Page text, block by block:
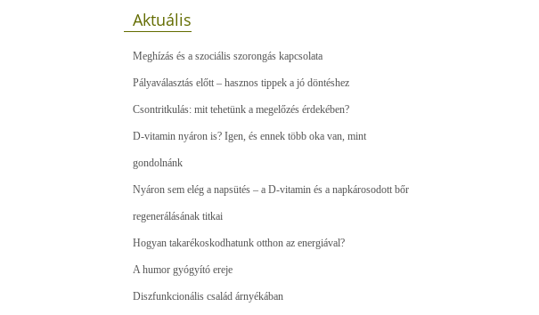
Aktuális
Meghízás és a szociális szorongás kapcsolata
Pályaválasztás előtt – hasznos tippek a jó döntéshez
Csontritkulás: mit tehetünk a megelőzés érdekében?
D-vitamin nyáron is? Igen, és ennek több oka van, mint
gondolnánk
Nyáron sem elég a napsütés – a D-vitamin és a napkárosodott bőr
regenerálásának titkai
Hogyan takarékoskodhatunk otthon az energiával?
A humor gyógyító ereje
Diszfunkcionális család árnyékában